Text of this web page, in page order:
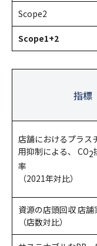
Scope2
Scope1+2
指標
店舗におけるプラス
用抑制による、 CO2
率
（2021年対比）
資源の店頭回収 店舗
（店数対比）